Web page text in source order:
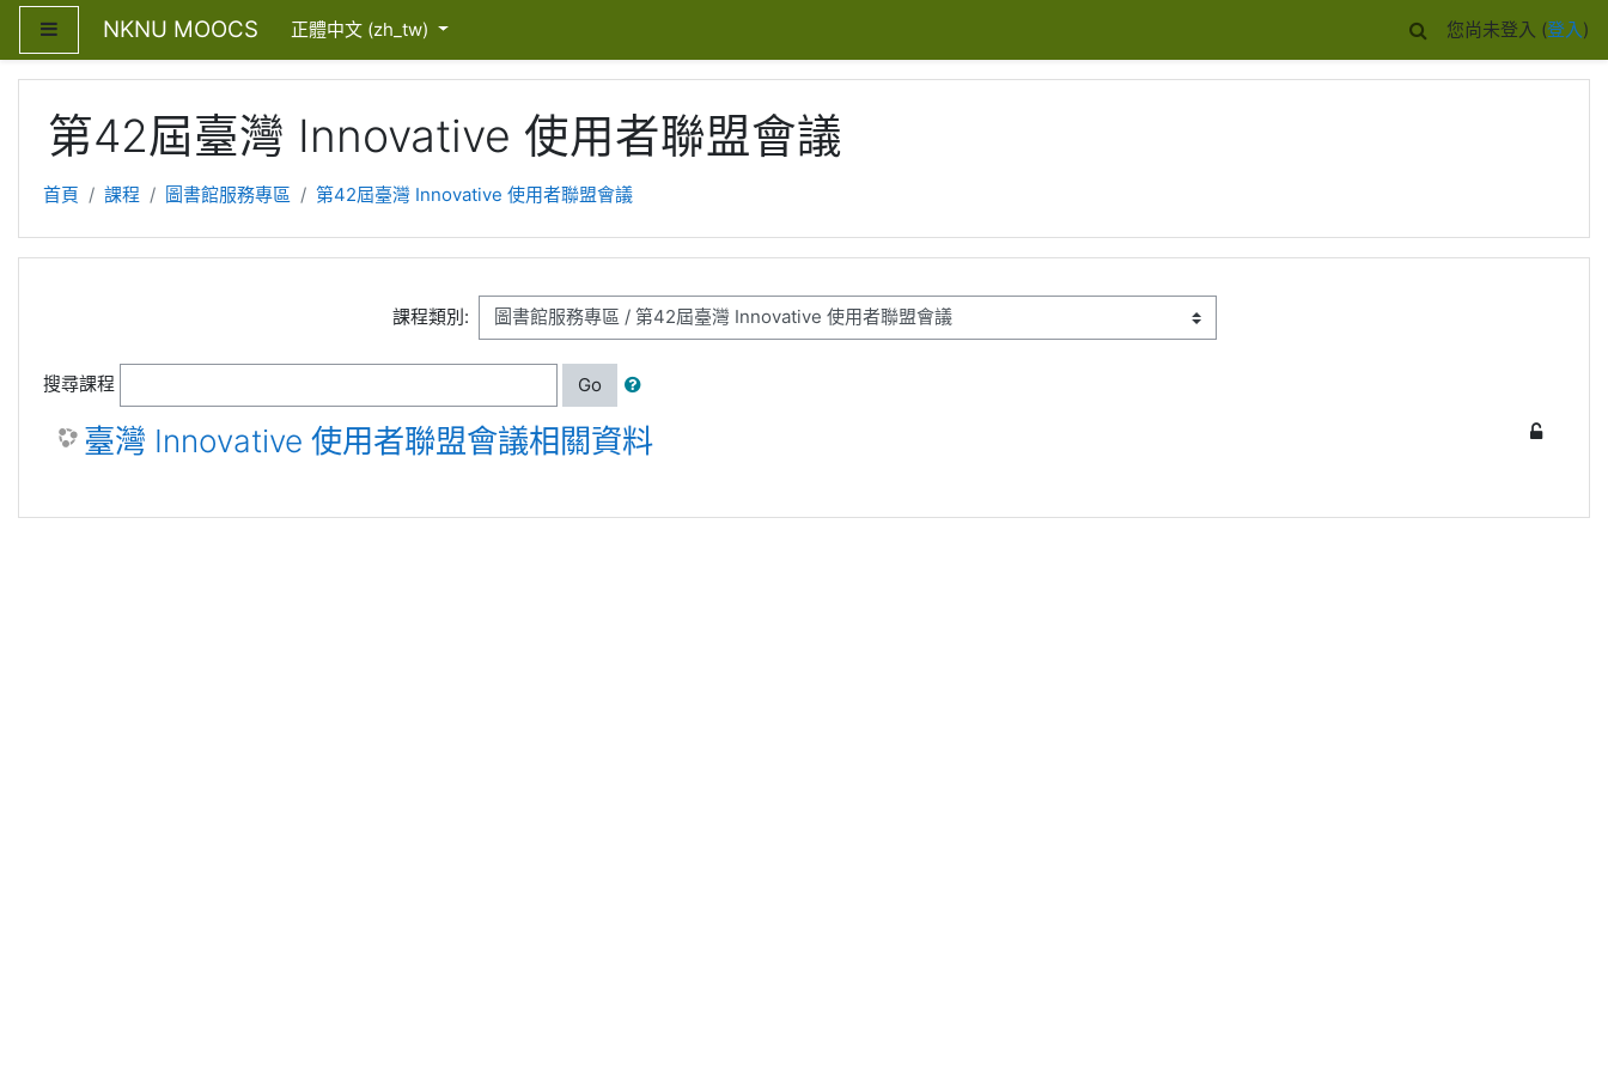
跳至主內容
NKNU MOOCS 正體中文 ‎(zh_tw)‎ 您尚未登入 (登入)
第42屆臺灣 Innovative 使用者聯盟會議
首頁 課程 圖書館服務專區 第42屆臺灣 Innovative 使用者聯盟會議
課程類別:
搜尋課程 Go
臺灣 Innovative 使用者聯盟會議相關資料